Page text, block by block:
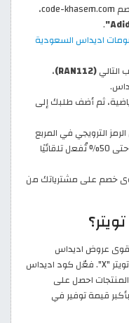
في البداية، ادخل إلى موقع كود خصم code-khasem.com،
.
اديداس السعودية
(RAN112)
،
ثم أضف طلبك إلى
الترويجي في المربع
ليتم تطبيق خصم 15% + خصومات حتى 50% تُفعل تلقائيًا
خصم على مشترياتك من
عروض اديداس
السعودية لغاية 50% حصريًا لعملاء منصة تويتر "X". فعّل كود اديداس
المنتجات احصل على
قيمة توفير في